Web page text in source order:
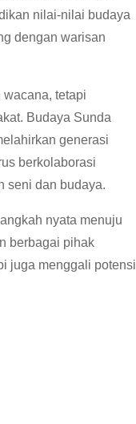
nilai-nilai budaya
dengan warisan
tetapi
Budaya Sunda
generasi
berkolaborasi
seni dan budaya.
nyata menuju
berbagai pihak
juga menggali potensi